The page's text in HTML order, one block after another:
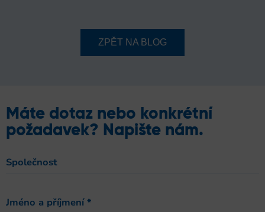
ZPĚT NA BLOG
Máte dotaz nebo konkrétní
požadavek? Napište nám.
Společnost
Jméno a příjmení*